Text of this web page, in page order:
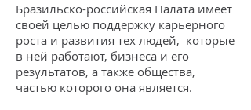
Бразильско-российская Палата имеет
своей целью поддержку карьерного
роста и развития тех людей, которые
в ней работают, бизнеса и его
результатов, а также общества,
частью которого она является.